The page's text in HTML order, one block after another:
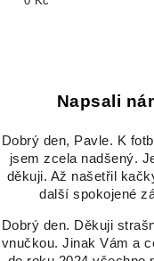
Napsali
Dobrý den, Pavle. K
jsem zcela nadšený.
děkuji. Až našetřil
další spokojené
Dobrý den. Děkuji
vnučkou. Jinak Vám a